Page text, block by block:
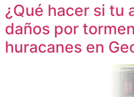
¿Qué hacer si tu
daños por
huracanes en